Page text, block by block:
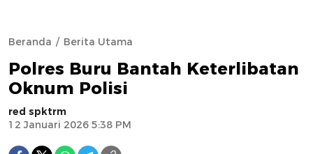
Beranda Berita Utama
Polres Buru Bantah Keterlibatan
Oknum Polisi
red spktrm
12 Januari 2026 5:38 PM